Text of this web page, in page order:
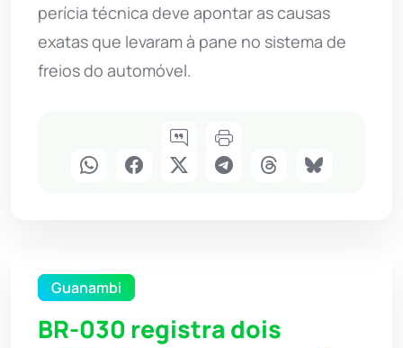
perícia técnica deve apontar as causas
exatas que levaram à pane no sistema de
freios do automóvel.
Guanambi
BR-030 registra dois